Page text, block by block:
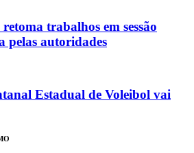
trabalhos em sessão
pelas autoridades
Estadual de Voleibol vai